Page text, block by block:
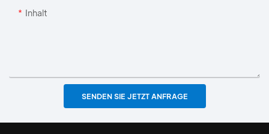
Inhalt
SENDEN SIE JETZT ANFRAGE